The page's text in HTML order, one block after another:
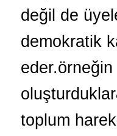
değil de
demokratik
toplum